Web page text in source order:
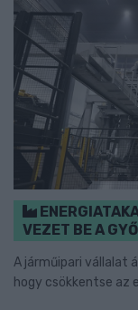
VEZET BE A
A járműipari vállalat
hogy csökkentse az